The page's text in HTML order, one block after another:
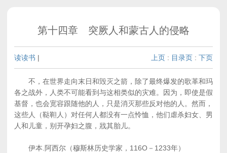
第十四章 突厥人和蒙古人的侵略
读读书 | 上页 : 目录页 : 下页
不，在世界走向末日和毁灭之箭，除了最终爆发的歌革和玛
各之战外，人类不可能看到与这相类似的灾难。因为，即使是假
基督，也会宽容跟随他的人，只是消灭那些反对他的人。然而，
这些人（鞑靼人）对任何人都没有一点怜恤，他们虐杀妇女、男
人和儿童，别开孕妇之腹，戕其胎儿。
伊本.阿西尔（穆斯林历史学家，116O－1233年）